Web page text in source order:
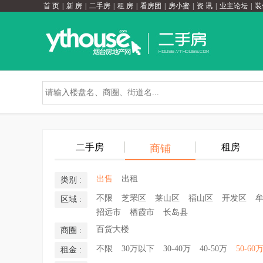
首 页 新 房 二手房 租 房 看房团 房小蜜 资 讯 业主论坛
二手房 商铺 租房
类别 : 出售 出租
区域 : 不限 芝罘区 莱山区 福山区 开发区
招远市
栖霞市 长岛县
商圈 : 百货大楼
租金 : 不限 30万以下 30-40万 40-50万 50-60万